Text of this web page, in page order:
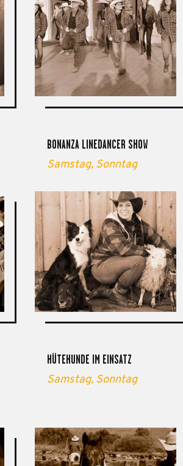
BONANZA LINEDANCER SHOW
Samstag, Sonntag
HÜTEHUNDE IM EINSATZ
Samstag, Sonntag